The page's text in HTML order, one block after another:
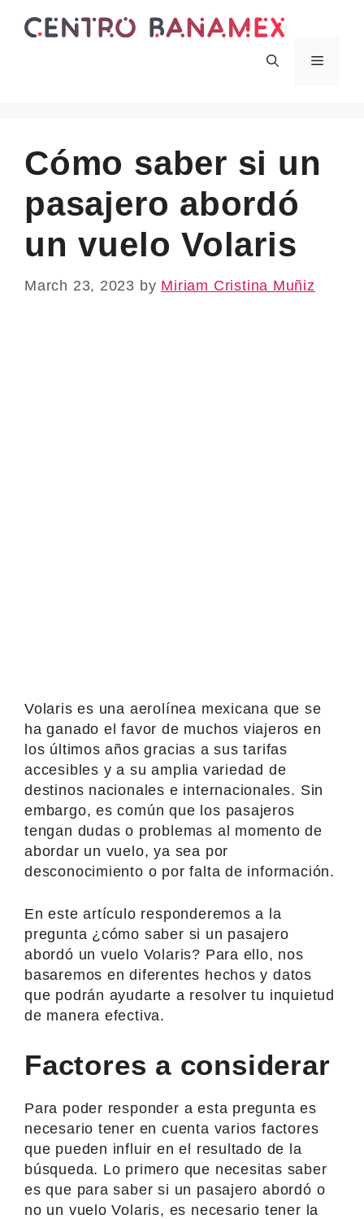
Menu
Cómo saber si un
pasajero abordó
un vuelo Volaris
March 23, 2023 by Miriam Cristina Muñiz
Volaris es una aerolínea mexicana que se
ha ganado el favor de muchos viajeros en
los últimos años gracias a sus tarifas
accesibles y a su amplia variedad de
destinos nacionales e internacionales. Sin
embargo, es común que los pasajeros
tengan dudas o problemas al momento de
abordar un vuelo, ya sea por
desconocimiento o por falta de información.
En este artículo responderemos a la
pregunta ¿cómo saber si un pasajero
abordó un vuelo Volaris? Para ello, nos
basaremos en diferentes hechos y datos
que podrán ayudarte a resolver tu inquietud
de manera efectiva.
Factores a considerar
Para poder responder a esta pregunta es
necesario tener en cuenta varios factores
que pueden influir en el resultado de la
búsqueda. Lo primero que necesitas saber
es que para saber si un pasajero abordó o
no un vuelo Volaris, es necesario tener la